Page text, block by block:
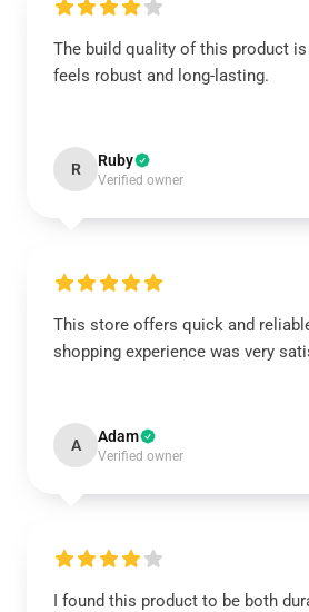
The build quality of this product
feels robust and long-lasting.
R Ruby
Verified owner
This store offers quick and
shopping experience was very
A Adam
Verified owner
I found this product to be both